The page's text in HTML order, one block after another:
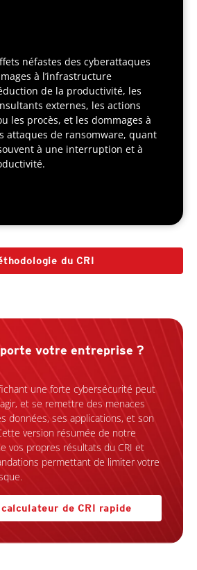
néfastes des cyberattaques
à l’infrastructure
de la productivité, les
externes, les actions
les procès, et les dommages à
attaques de ransomware, quant
à une interruption et à
du CRI
votre entreprise ?
une forte cybersécurité peut
et se remettre des menaces
données, ses applications, et son
version résumée de notre
vos propres résultats du CRI et
permettant de limiter votre
de CRI rapide